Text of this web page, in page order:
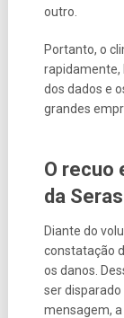
outro.
Portanto, o
rapidamente,
dos dados e
grandes
O recuo
da
Diante do
constatação
os danos.
ser disparado
mensagem,